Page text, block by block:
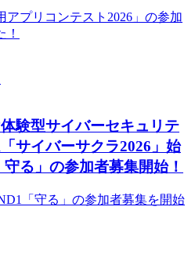
アプリコンテスト2026」の参加
験型サイバーセキュリテ
サイバーサクラ2026」始
る」の参加者募集開始！
「守る」の参加者募集を開始